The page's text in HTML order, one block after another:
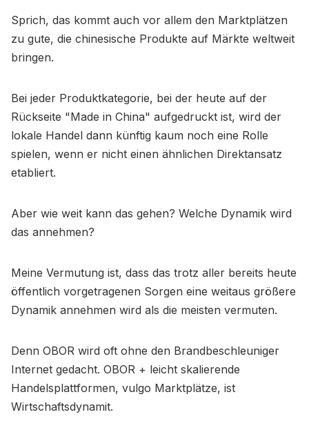
Sprich, das kommt auch vor allem den Marktplätzen
zu gute, die chinesische Produkte auf Märkte weltweit
bringen.
Bei jeder Produktkategorie, bei der heute auf der
Rückseite "Made in China" aufgedruckt ist, wird der
lokale Handel dann künftig kaum noch eine Rolle
spielen, wenn er nicht einen ähnlichen Direktansatz
etabliert.
Aber wie weit kann das gehen? Welche Dynamik wird
das annehmen?
Meine Vermutung ist, dass das trotz aller bereits heute
öffentlich vorgetragenen Sorgen eine weitaus größere
Dynamik annehmen wird als die meisten vermuten.
Denn OBOR wird oft ohne den Brandbeschleuniger
Internet gedacht. OBOR + leicht skalierende
Handelsplattformen, vulgo Marktplätze, ist
Wirtschaftsdynamit.